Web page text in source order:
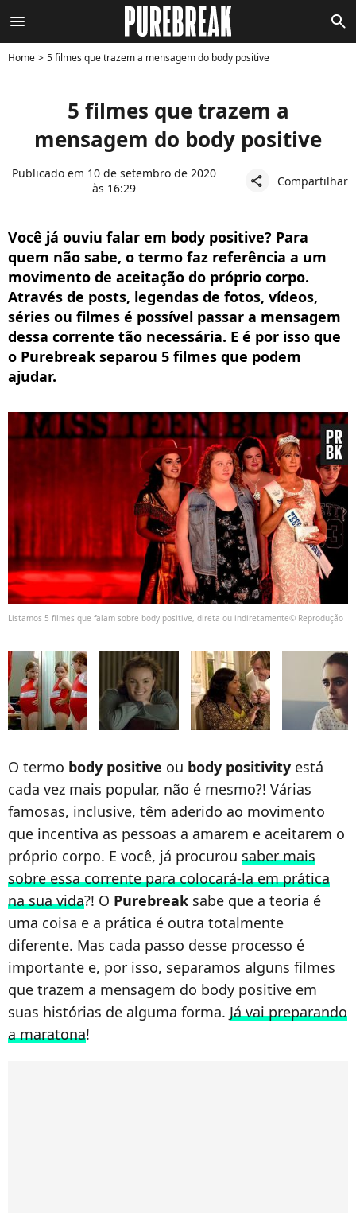
menu search
Home 5 filmes que trazem a mensagem do body positive
5 filmes que trazem a
mensagem do body positive
Publicado em 10 de setembro de 2020
às 16:29
share Compartilhar
Você já ouviu falar em body positive? Para
quem não sabe, o termo faz referência a um
movimento de aceitação do próprio corpo.
Através de posts, legendas de fotos, vídeos,
séries ou filmes é possível passar a mensagem
dessa corrente tão necessária. E é por isso que
o Purebreak separou 5 filmes que podem
ajudar.
Listamos 5 filmes que falam sobre body positive, direta ou indiretamente© Reprodução
O termo body positive ou body positivity está
cada vez mais popular, não é mesmo?! Várias
famosas, inclusive, têm aderido ao movimento
que incentiva as pessoas a amarem e aceitarem o
próprio corpo. E você, já procurou saber mais
sobre essa corrente para colocará-la em prática
na sua vida?! O Purebreak sabe que a teoria é
uma coisa e a prática é outra totalmente
diferente. Mas cada passo desse processo é
importante e, por isso, separamos alguns filmes
que trazem a mensagem do body positive em
suas histórias de alguma forma. Já vai preparando
a maratona!